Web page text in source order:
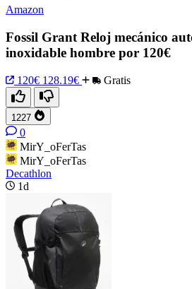
Amazon
Fossil Grant Reloj mecánico
inoxidable hombre por 120€
120€ 128.19€ Gratis
1227
0
MirY_oFerTas
MirY_oFerTas
Decathlon
1d